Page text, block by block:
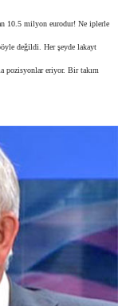
10.5 milyon eurodur! Ne iplerle
değildi. Her şeyde lakayt
pozisyonlar eriyor. Bir takım